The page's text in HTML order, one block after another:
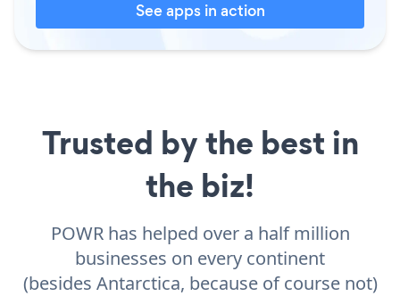
See apps in action
Trusted by the best in
the biz!
POWR has helped over a half million
businesses on every continent
(besides Antarctica, because of course not)